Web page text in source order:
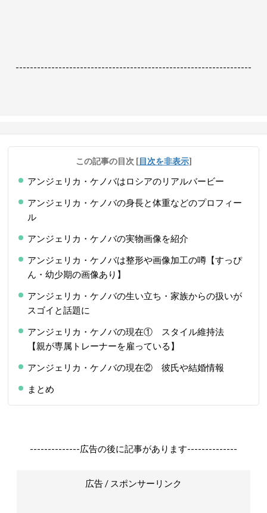
------------------------------------------------------------------
この記事の目次 [目次を非表示]
アンジェリカ・ケノバはロシアのリアルバービー
アンジェリカ・ケノバの身長と体重などのプロフィー
ル
アンジェリカ・ケノバの実物画像を紹介
アンジェリカ・ケノバは整形や画像加工の噂【すっぴ
ん・幼少期の画像あり】
アンジェリカ・ケノバの生い立ち・家族からの扱いが
スゴイと話題に
アンジェリカ・ケノバの現在① スタイル維持法
【親が専属トレーナーを雇っている】
アンジェリカ・ケノバの現在② 彼氏や結婚情報
まとめ
--------------広告の後に記事があります--------------
広告 / スポンサーリンク